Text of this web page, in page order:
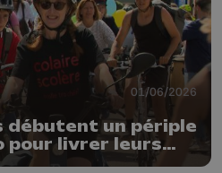
01/06/2026
débutent un périple
pour livrer leurs